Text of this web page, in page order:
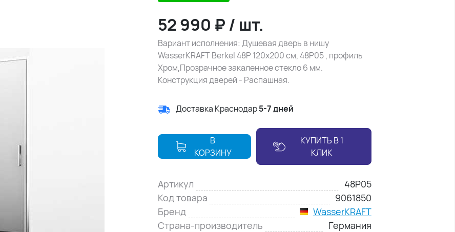
52 990 ₽ / шт.
Вариант исполнения: Душевая дверь в нишу
WasserKRAFT Berkel 48P 120х200 см, 48P05 , профиль
Хром,Прозрачное закаленное стекло 6 мм.
Конструкция дверей - Распашная.
Доставка Краснодар5-7 дней
В
КОРЗИНУ
КУПИТЬ В 1
КЛИК
Артикул
48P05
Код товара
9061850
Бренд
WasserKRAFT
Страна-производитель
Германия